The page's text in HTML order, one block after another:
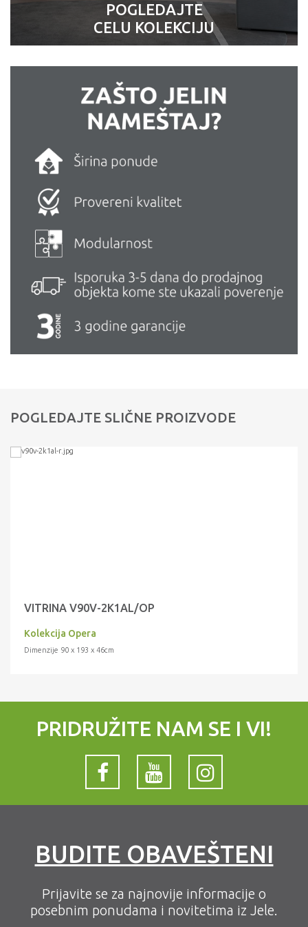
POGLEDAJTE
CELU KOLEKCIJU
POGLEDAJTE SLIČNE PROIZVODE
VITRINA V90V-2K1AL/OP
Kolekcija Opera
Dimenzije 90 x 193 x 46cm
PRIDRUŽITE NAM SE I VI!
BUDITE OBAVEŠTENI
Prijavite se za najnovije informacije o
posebnim ponudama i novitetima iz Jele.